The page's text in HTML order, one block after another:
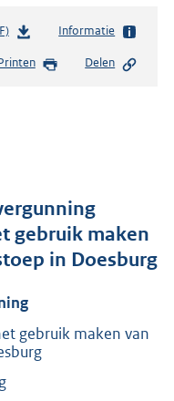
b
s
r
o
t
e
2
0
Informatie
Delen
gebruik maken
in Doesburg
gebruik maken van